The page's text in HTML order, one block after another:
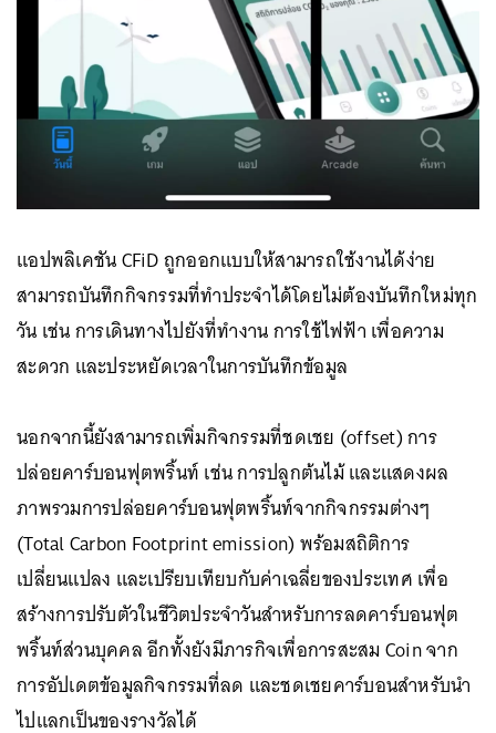
แอปพลิเคชัน CFiD ถูกออกแบบให้สามารถใช้งานได้ง่าย
สามารถบันทึกกิจกรรมที่ทำประจำได้โดยไม่ต้องบันทึกใหม่ทุก
วัน เช่น การเดินทางไปยังที่ทำงาน การใช้ไฟฟ้า เพื่อความ
สะดวก และประหยัดเวลาในการบันทึกข้อมูล
นอกจากนี้ยังสามารถเพิ่มกิจกรรมที่ชดเชย (offset) การ
ปล่อยคาร์บอนฟุตพริ้นท์ เช่น การปลูกต้นไม้ และแสดงผล
ภาพรวมการปล่อยคาร์บอนฟุตพริ้นท์จากกิจกรรมต่างๆ
(Total Carbon Footprint emission) พร้อมสถิติการ
เปลี่ยนแปลง และเปรียบเทียบกับค่าเฉลี่ยของประเทศ เพื่อ
สร้างการปรับตัวในชีวิตประจำวันสำหรับการลดคาร์บอนฟุต
พริ้นท์ส่วนบุคคล อีกทั้งยังมีภารกิจเพื่อการสะสม Coin จาก
การอัปเดตข้อมูลกิจกรรมที่ลด และชดเชยคาร์บอนสำหรับนำ
ไปแลกเป็นของรางวัลได้